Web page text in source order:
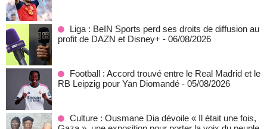
Liga : BeIN Sports perd ses droits de diffusion au
profit de DAZN et Disney+ - 06/08/2026
Football : Accord trouvé entre le Real Madrid et le
RB Leipzig pour Yan Diomandé - 05/08/2026
Culture : Ousmane Dia dévoile « Il était une fois,